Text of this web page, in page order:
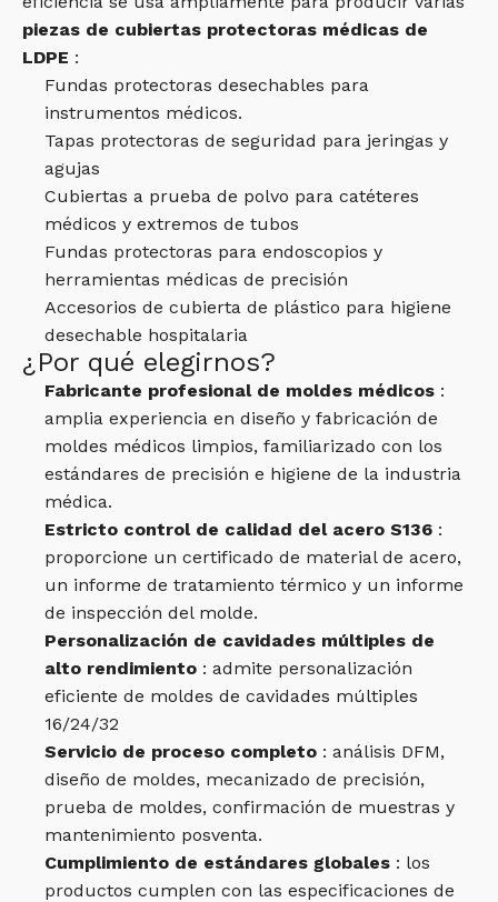
piezas de cubiertas protectoras médicas de
LDPE :
Fundas protectoras desechables para
instrumentos médicos.
Tapas protectoras de seguridad para jeringas y
agujas
Cubiertas a prueba de polvo para catéteres
médicos y extremos de tubos
Fundas protectoras para endoscopios y
herramientas médicas de precisión
Accesorios de cubierta de plástico para higiene
desechable hospitalaria
¿Por qué elegirnos?
Fabricante profesional de moldes médicos :
amplia experiencia en diseño y fabricación de
moldes médicos limpios, familiarizado con los
estándares de precisión e higiene de la industria
médica.
Estricto control de calidad del acero S136 :
proporcione un certificado de material de acero,
un informe de tratamiento térmico y un informe
de inspección del molde.
Personalización de cavidades múltiples de
alto rendimiento : admite personalización
eficiente de moldes de cavidades múltiples
16/24/32
Servicio de proceso completo : análisis DFM,
diseño de moldes, mecanizado de precisión,
prueba de moldes, confirmación de muestras y
mantenimiento posventa.
Cumplimiento de estándares globales : los
productos cumplen con las especificaciones de